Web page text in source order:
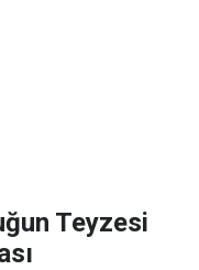
Teyzesi